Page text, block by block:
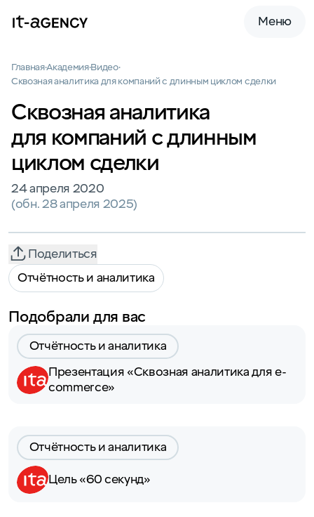
Меню
ГлавнаяАкадемияВидео
Сквозная аналитика для компаний с длинным циклом сделки
Сквозная аналитика
для компаний с длинным
циклом сделки
24 апреля 2020
(обн. 28 апреля 2025)
Поделиться
Отчётность и аналитика
Подобрали для вас
Отчётность и аналитика
Презентация «Сквозная аналитика для e-
commerce»
Отчётность и аналитика
Цель «60 секунд»